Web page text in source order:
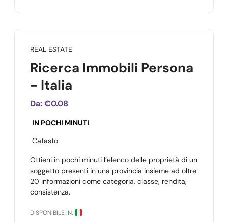
REAL ESTATE
Ricerca Immobili Persona
- Italia
Da:€0.08
IN POCHI MINUTI
Catasto
Ottieni in pochi minuti l’elenco delle proprietà di un
soggetto presenti in una provincia insieme ad oltre
20 informazioni come categoria, classe, rendita,
consistenza.
DISPONIBILE IN: